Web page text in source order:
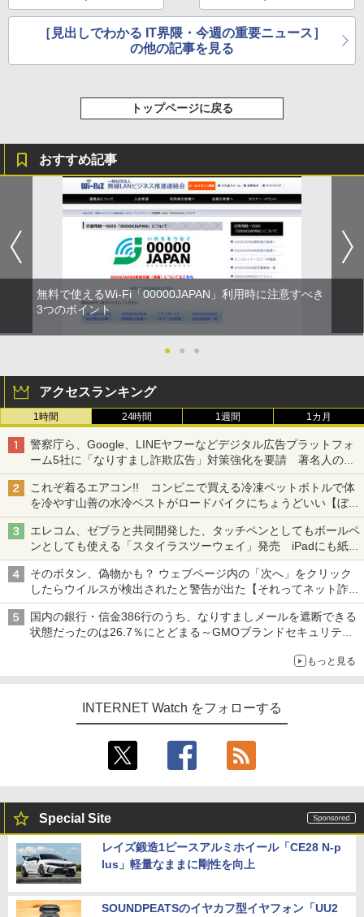
［見出しでわかる IT界隈・今週の重要ニュース］
の他の記事を見る
トップページに戻る
おすすめ記事
無料で使えるWi-Fi「00000JAPAN」利用時に注意すべき
3つのポイント
● ● ●
アクセスランキング
1時間 24時間 1週間 1カ月
警察庁ら、Google、LINEヤフーなどデジタル広告プラットフォ
ーム5社に「なりすまし詐欺広告」対策強化を要請 著名人の写
真や映像を使った投資詐欺などへの対策として
これぞ着るエアコン!! コンビニで買える冷凍ペットボトルで体
を冷やす山善の水冷ベストがロードバイクにちょうどいい【ぼっ
ち・ざ・ろーど！その14】【空いた時間でなにしてる？】
エレコム、ゼブラと共同開発した、タッチペンとしてもボールペ
ンとしても使える「スタイラスツーウェイ」発売 iPadにも紙に
も、持ち替えずに書き込める
そのボタン、偽物かも？ ウェブページ内の「次へ」をクリック
したらウイルスが検出されたと警告が出た【それってネット詐欺
ですよ！】
国内の銀行・信金386行のうち、なりすましメールを遮断できる
状態だったのは26.7％にとどまる～GMOブランドセキュリティ
もっと見る
INTERNET Watch をフォローする
Special Site
レイズ鍛造1ピースアルミホイール「CE28 N-p
lus」軽量なままに剛性を向上
SOUNDPEATSのイヤカフ型イヤフォン「UU2